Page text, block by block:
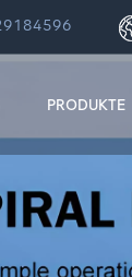
PRODUKTE